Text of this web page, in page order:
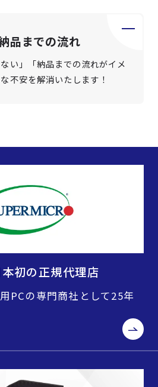
品までの流れ
い」「納品までの流れがイメ
不安を解消いたします！
初の正規代理店
PCの専門商社として25年